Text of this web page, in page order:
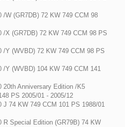
/W (GR7DB) 72 KW 749 CCM 98
/X (GR7DB) 72 KW 749 CCM 98 PS
/Y (WVBD) 72 KW 749 CCM 98 PS
/Y (WVBD) 104 KW 749 CCM 141
20th Anniversary Edition /K5
PS 2005/01 - 2005/12
J 74 KW 749 CCM 101 PS 1988/01
R Special Edition (GR79B) 74 KW